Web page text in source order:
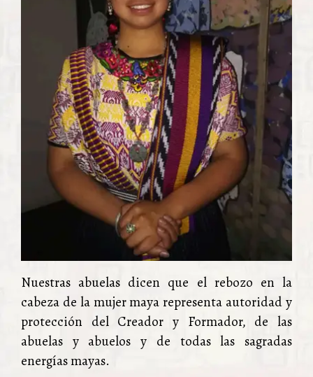
Nuestras abuelas dicen que el rebozo en la
cabeza de la mujer maya representa autoridad y
protección del Creador y Formador, de las
abuelas y abuelos y de todas las sagradas
energías mayas.